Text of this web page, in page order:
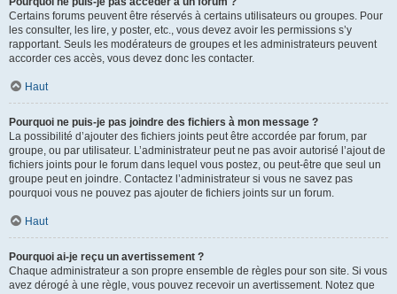
Certains forums peuvent être réservés à certains utilisateurs ou groupes. Pour
les consulter, les lire, y poster, etc., vous devez avoir les permissions s’y
rapportant. Seuls les modérateurs de groupes et les administrateurs peuvent
accorder ces accès, vous devez donc les contacter.
Haut
Pourquoi ne puis-je pas joindre des fichiers à mon message ?
La possibilité d’ajouter des fichiers joints peut être accordée par forum, par
groupe, ou par utilisateur. L’administrateur peut ne pas avoir autorisé l’ajout de
fichiers joints pour le forum dans lequel vous postez, ou peut-être que seul un
groupe peut en joindre. Contactez l’administrateur si vous ne savez pas
pourquoi vous ne pouvez pas ajouter de fichiers joints sur un forum.
Haut
Pourquoi ai-je reçu un avertissement ?
Chaque administrateur a son propre ensemble de règles pour son site. Si vous
avez dérogé à une règle, vous pouvez recevoir un avertissement. Notez que